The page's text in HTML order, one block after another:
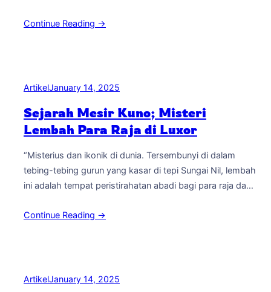
arsitektur megahnya. Terletak di tepi timur Sungai Nil, kuil
Continue Reading →
ArtikelJanuary 14, 2025
Sejarah Mesir Kuno; Misteri
Lembah Para Raja di Luxor
“Misterius dan ikonik di dunia. Tersembunyi di dalam
tebing-tebing gurun yang kasar di tepi Sungai Nil, lembah
ini adalah tempat peristirahatan abadi bagi para raja dan
kita akan mengungkap beberapa misteri menarik yang
Continue Reading →
ArtikelJanuary 14, 2025